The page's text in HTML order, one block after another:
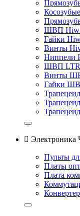
ШВП
Гайки
Винты
Ниппели
ШВП LTR
Винты
Гайки

Пульты
Платы
Плата